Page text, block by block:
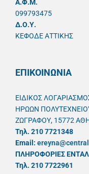
A.Φ.Μ.
099793475
Δ.Ο.Υ.
ΚΕΦΟΔΕ ΑΤΤΙΚΗΣ
ΕΠΙΚΟΙΝΩΝΙΑ
ΕΙΔΙΚΟΣ
ΗΡΩΩΝ
ΖΩΓΡΑΦΟΥ, 15772
Τηλ. 210 7721348
Email:
ΠΛΗΡΟΦΟΡΙΕΣ
Τηλ. 210 7722961